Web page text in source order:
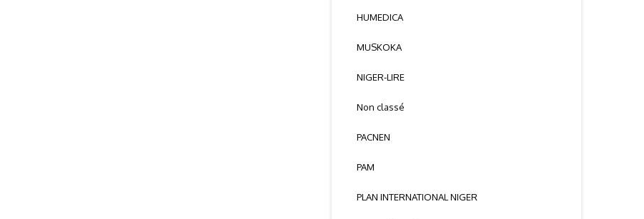
HUMEDICA
MUSKOKA
NIGER-LIRE
Non classé
PACNEN
PAM
PLAN INTERNATIONAL NIGER